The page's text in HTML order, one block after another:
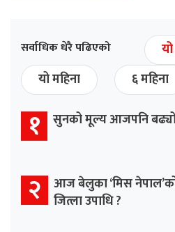
सर्वाधिक धेरै पढिएको
यो महिना
६ महिना
१ सुनको मूल्य आजपनि
२ आज बेलुका ‘मिस
जित्ला उपाधि ?